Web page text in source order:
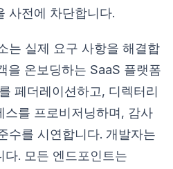
사전에 차단합니다.
는 실제 요구 사항을 해결합
을 온보딩하는 SaaS 플랫폼
페더레이션하고, 디렉터리
스를 프로비저닝하며, 감사
수를 시연합니다. 개발자는
. 모든 엔드포인트는